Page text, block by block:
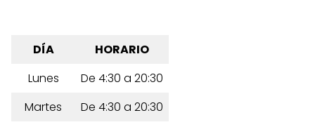
DÍA
HORARIO
Lunes
De 4:30 a 20:30
Martes
De 4:30 a 20:30